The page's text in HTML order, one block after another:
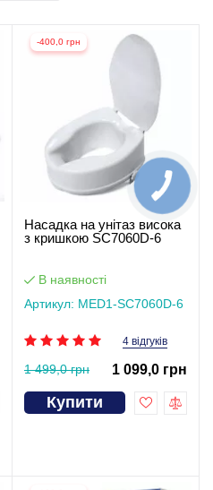
-400,0 грн
Насадка на унітаз висока
з кришкою SC7060D-6
В наявності
Артикул: MED1-SC7060D-6
4 відгуків
1 499,0 грн 1 099,0 грн
Купити